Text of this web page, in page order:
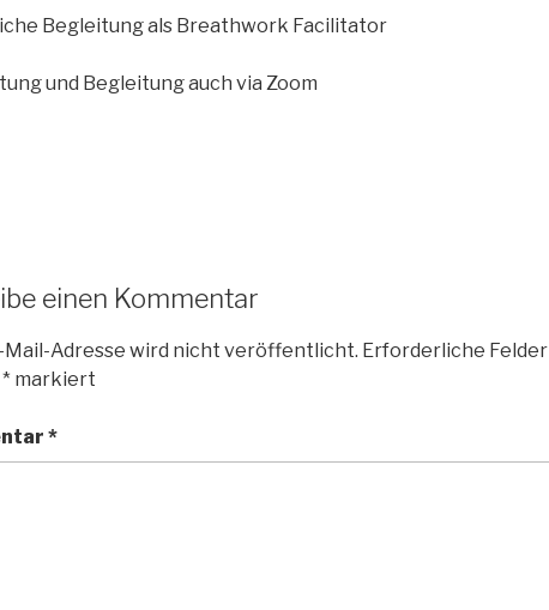
Begleitung als Breathwork Facilitator
und Begleitung auch via Zoom
einen Kommentar
Mail-Adresse wird nicht veröffentlicht. Erforderliche Felder
* markiert
*